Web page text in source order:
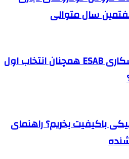
سال متوالی
چرا محصولات جوشکاری ESAB همچنان انتخاب اول
باکیفیت بخریم؟ راهنمای